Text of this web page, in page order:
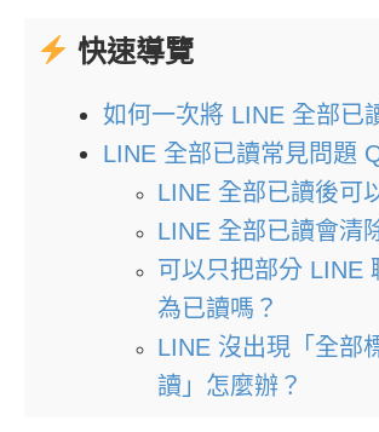
快速導覽
如何一次將 LINE 全部已
LINE 全部已讀常見問題
LINE 全部已讀後可
LINE 全部已讀會清
可以只把部分 LINE
為已讀嗎？
LINE 沒出現「全部
讀」怎麼辦？